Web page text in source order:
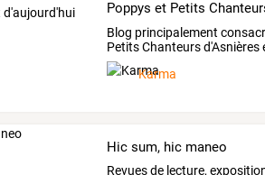
Blog principalement
PetitsChanteursd'Asnières
fondée
Karma
Hic sum, hic maneo
Revues de lecture,